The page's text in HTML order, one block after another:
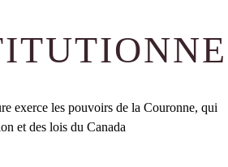
exerce les pouvoirs de la Couronne, qui
et des lois du Canada